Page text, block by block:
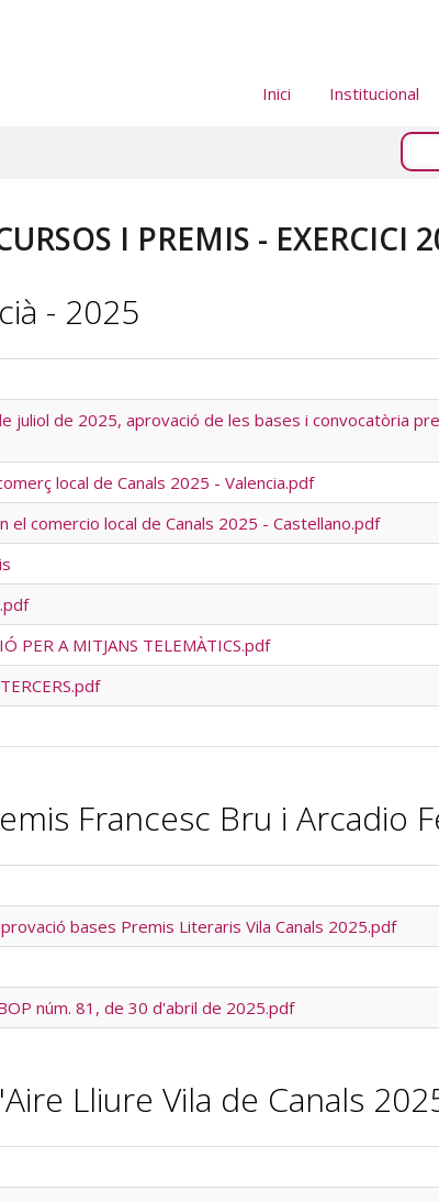
Inici Institucional
I PREMIS - EXERCICI
- 2025
juliol de 2025, aprovació de les bases i convocatòria
local de Canals 2025 - Valencia.pdf
comercio local de Canals 2025 - Castellano.pdf
PER A MITJANS TELEMÀTICS.pdf
Francesc Bru i Arcadio
bases Premis Literaris Vila Canals 2025.pdf
núm. 81, de 30 d'abril de 2025.pdf
Lliure Vila de Canals